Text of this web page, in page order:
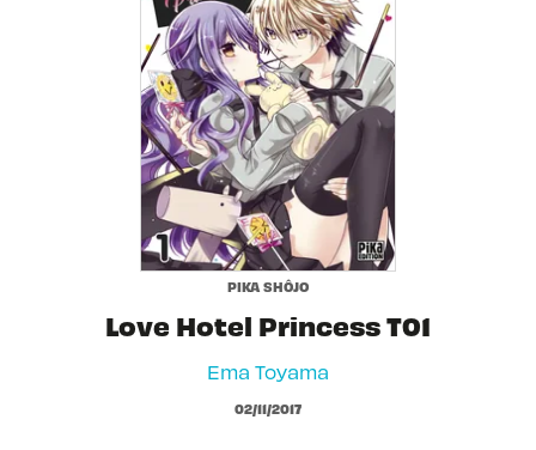
PIKA SHÔJO
Love Hotel Princess T01
Ema Toyama
02/11/2017